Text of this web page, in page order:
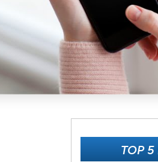
TOP 5